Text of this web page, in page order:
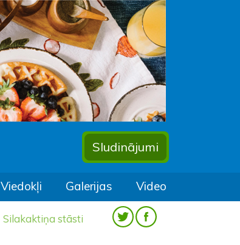
Sludinājumi
Viedokļi Galerijas Video
Silakaktiņa stāsti